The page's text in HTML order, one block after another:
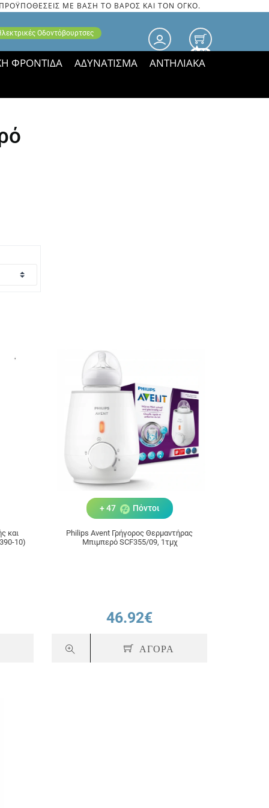
ΜΕ ΒΑΣΗ ΤΟ ΒΑΡΟΣ ΚΑΙ ΤΟΝ ΟΓΚΟ.
Οδοντόβουρτσες
0.00
ΦΡΟΝΤΙΔΑ ΑΔΥΝΑΤΙΣΜΑ
ΑΝΤΗΛΙΑΚΑ
ΠΑΡΑΜΕΝΟΥΝ!
και
10)
+ 47 Πόντοι
Philips Avent Γρήγορος Θερμαντήρας
Μπιμπερό SCF355/09, 1τμχ
46.92€
ΑΓΟΡΑ